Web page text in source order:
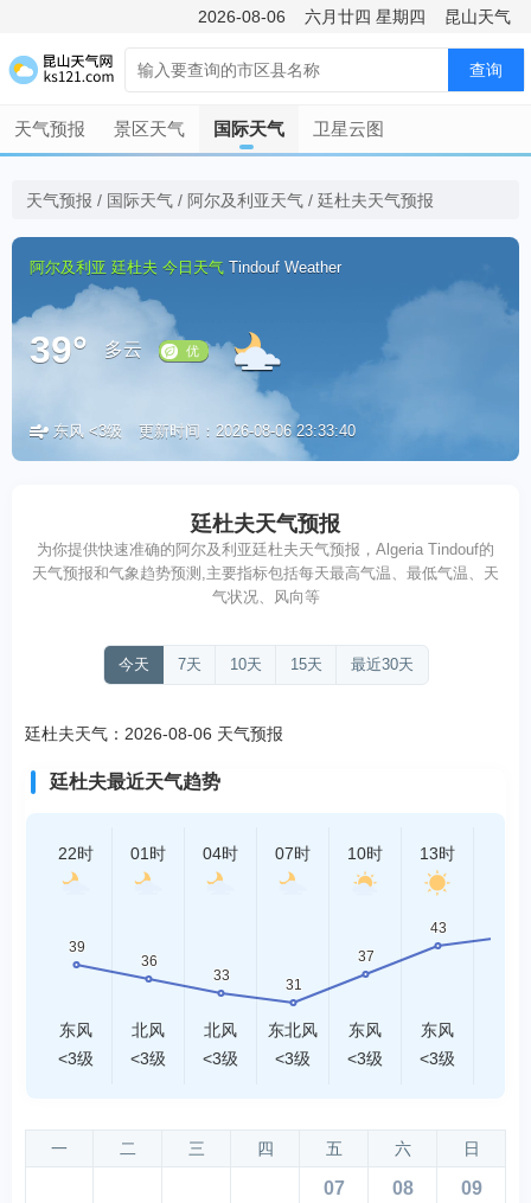
2026-08-06 六月廿四 星期四 昆山天气
查询
天气预报 景区天气 国际天气 卫星云图
天气预报 / 国际天气 / 阿尔及利亚天气 / 廷杜夫天气预报
阿尔及利亚 廷杜夫 今日天气 Tindouf Weather
39° 多云
优
东风 <3级 更新时间：2026-08-06 23:33:40
廷杜夫天气预报
为你提供快速准确的阿尔及利亚廷杜夫天气预报，Algeria Tindouf的
天气预报和气象趋势预测,主要指标包括每天最高气温、最低气温、天
气状况、风向等
今天 7天 10天 15天 最近30天
廷杜夫天气：2026-08-06 天气预报
廷杜夫最近天气趋势
22时
东风
<3级
01时
北风
<3级
04时
北风
<3级
07时
东北风
<3级
10时
东风
<3级
13时
东风
<3级
一 二 三 四 五 六 日
07 08 09